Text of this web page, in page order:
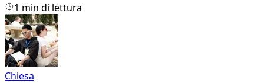
1 min di lettura
Chiesa